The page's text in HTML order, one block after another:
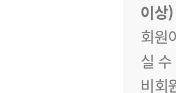
이상)
회원
실
비회